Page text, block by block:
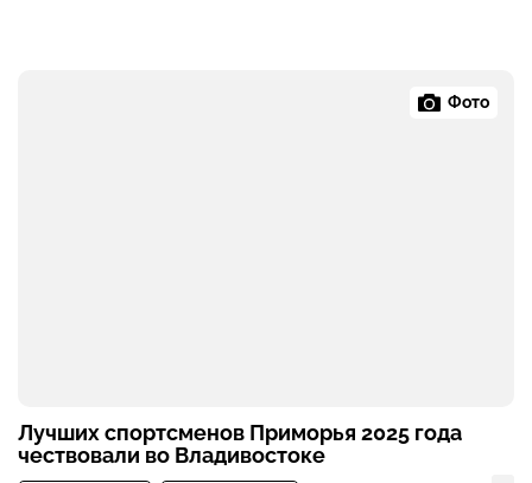
Фото
Лучших спортсменов Приморья 2025 года
чествовали во Владивостоке